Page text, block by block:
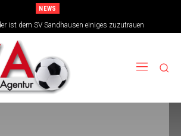
NEWS
ist dem SV Sandhausen einiges zuzutrauen